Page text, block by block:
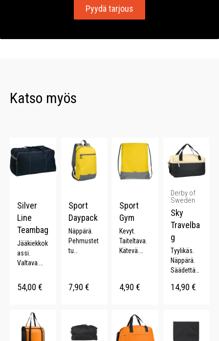
Pyydä tarjous
Katso myös
Silver
Line
Teambag
Jääkiekkok
assi.
Valtava.
mit. 200 L.
54,00 €
Sport
Daypack
Näppärä.
Pehmustet
tu
olkahihnat.
7,90 €
Sport
Gym
Kevyt.
Taiteltava.
Kätevä.
4,90 €
Derby of
Sweden
Sky
Travelba
g
Tyylikäs.
Näppärä.
Säädettävä
20 L.
14,90 €